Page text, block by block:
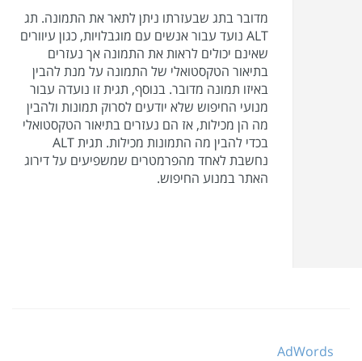
מדובר בתג שבעזרתו ניתן לתאר את התמונה. תג
ALT נועד עבור אנשים עם מוגבלויות, כגון עיוורים
שאינם יכולים לראות את התמונה אך נעזרים
בתיאור הטקסטואלי של התמונה על מנת להבין
באיזו תמונה מדובר. בנוסף, תגית זו נועדה עבור
מנועי החיפוש שלא יודעים לסרוק תמונות ולהבין
מה הן מכילות, אז הם נעזרים בתיאור הטקסטואלי
בכדי להבין מה התמונות מכילות. תגית ALT
נחשבת לאחד מהפרמטרים שמשפיעים על דירוג
האתר במנוע החיפוש.
AdWords